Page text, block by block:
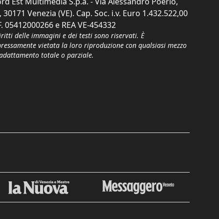
30171 Venezia (VE). Cap. Soc. i.v. Euro 1.432.522,00
05412000266 e REA VE-454332
delle immagini e dei testi sono riservati. È
vietata la loro riproduzione con qualsiasi mezzo
totale o parziale.